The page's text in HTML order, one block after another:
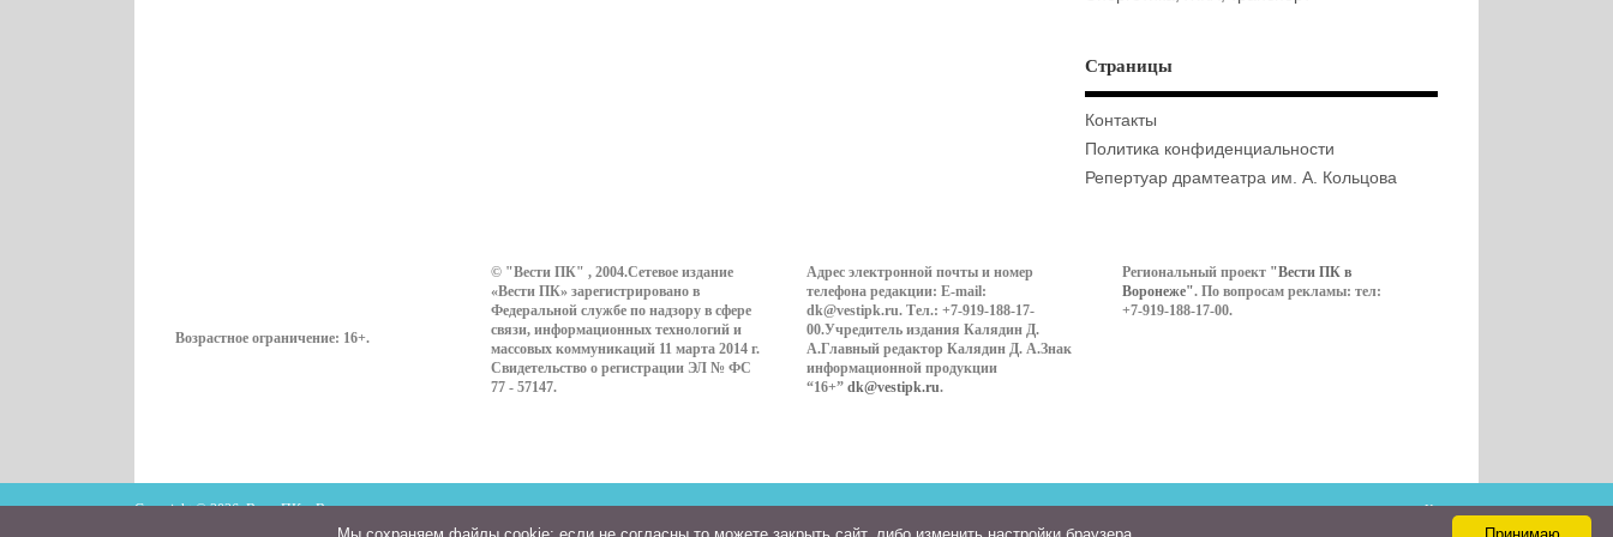
Страницы
Контакты
Политика конфиденциальности
Репертуар драмтеатра им. А. Кольцова
Возрастное ограничение: 16+.
© "Вести ПК" , 2004.Сетевое издание
«Вести ПК» зарегистрировано в
Федеральной службе по надзору в сфере
связи, информационных технологий и
массовых коммуникаций 11 марта 2014 г.
Свидетельство о регистрации ЭЛ № ФС
77 - 57147.
Адрес электронной почты и номер
телефона редакции: E-mail:
dk@vestipk.ru. Тел.: +7-919-188-17-
00.Учредитель издания Калядин Д.
А.Главный редактор Калядин Д. А.Знак
информационной продукции
“16+” dk@vestipk.ru.
Региональный проект "Вести ПК в
Воронеже". По вопросам рекламы: тел:
+7-919-188-17-00.
Copyright © 2026. ВестиПК в Воронеже Контакты